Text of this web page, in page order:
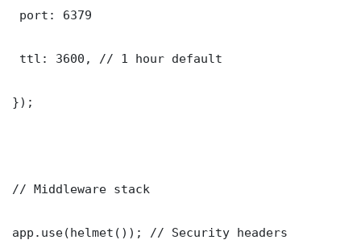
port: 6379
ttl: 3600, // 1 hour default
});
// Middleware stack
app.use(helmet()); // Security headers